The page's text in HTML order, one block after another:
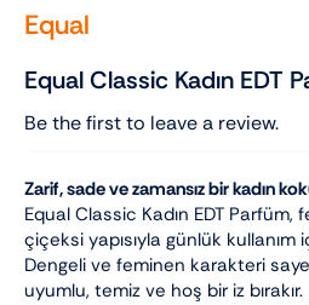
Equal
Equal Classic Kadın EDT
Be the first to leave a review.
Zarif, sade ve zamansız bir kadın
Equal Classic Kadın EDT Parfüm,
çiçeksi yapısıyla günlük
Dengeli ve feminen karakteri
uyumlu, temiz ve hoş bir iz bırakır.